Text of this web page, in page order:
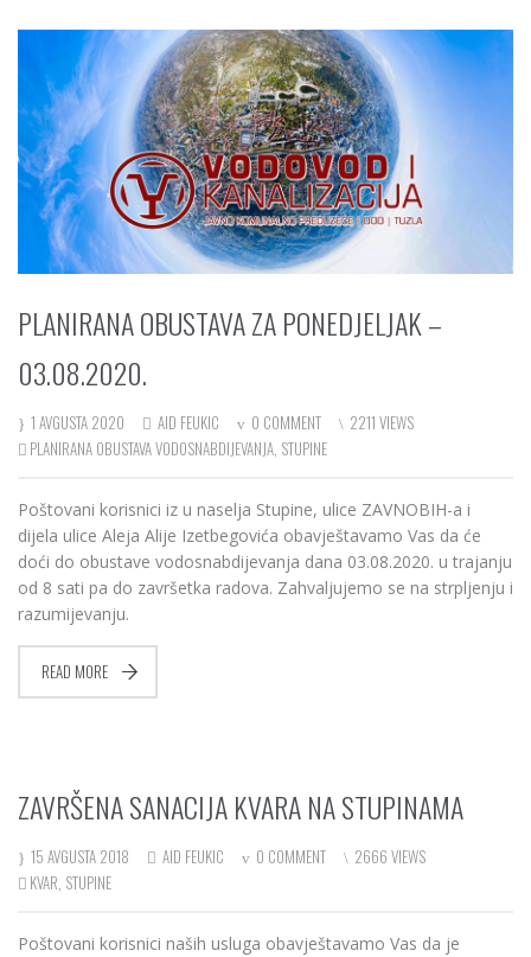
PLANIRANA OBUSTAVA ZA PONEDJELJAK –
03.08.2020.
1 AVGUSTA 2020 AID FEUKIC 0 COMMENT
2211 VIEWS
PLANIRANA OBUSTAVA VODOSNABDIJEVANJA, STUPINE
Poštovani korisnici iz u naselja Stupine, ulice ZAVNOBIH-a i
dijela ulice Aleja Alije Izetbegovića obavještavamo Vas da će
doći do obustave vodosnabdijevanja dana 03.08.2020. u trajanju
od 8 sati pa do završetka radova. Zahvaljujemo se na strpljenju i
razumijevanju.
READ MORE
ZAVRŠENA SANACIJA KVARA NA STUPINAMA
15 AVGUSTA 2018 AID FEUKIC 0 COMMENT
2666 VIEWS
KVAR, STUPINE
Poštovani korisnici naših usluga obavještavamo Vas da je